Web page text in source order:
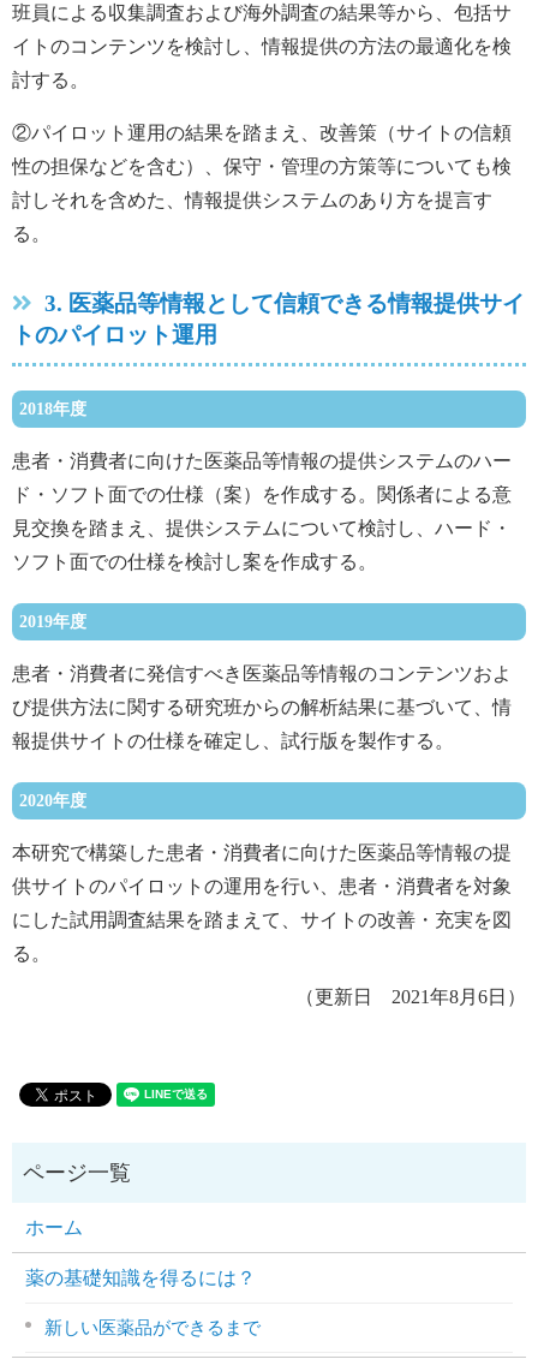
班員による収集調査および海外調査の結果等から、包括サ
イトのコンテンツを検討し、情報提供の方法の最適化を検
討する。
②パイロット運用の結果を踏まえ、改善策（サイトの信頼
性の担保などを含む）、保守・管理の方策等についても検
討しそれを含めた、情報提供システムのあり方を提言す
る。
3. 医薬品等情報として信頼できる情報提供サイ
トのパイロット運用
2018年度
患者・消費者に向けた医薬品等情報の提供システムのハー
ド・ソフト面での仕様（案）を作成する。関係者による意
見交換を踏まえ、提供システムについて検討し、ハード・
ソフト面での仕様を検討し案を作成する。
2019年度
患者・消費者に発信すべき医薬品等情報のコンテンツおよ
び提供方法に関する研究班からの解析結果に基づいて、情
報提供サイトの仕様を確定し、試行版を製作する。
2020年度
本研究で構築した患者・消費者に向けた医薬品等情報の提
供サイトのパイロットの運用を行い、患者・消費者を対象
にした試用調査結果を踏まえて、サイトの改善・充実を図
る。
（更新日 2021年8月6日）
ホーム
薬の基礎知識を得るには？
新しい医薬品ができるまで